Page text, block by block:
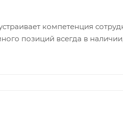
компетенция
позиций всегда в